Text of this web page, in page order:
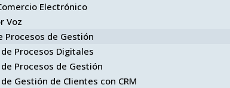
Electrónico
Voz
de Gestión
Procesos Digitales
Procesos de Gestión
Gestión de Clientes con CRM